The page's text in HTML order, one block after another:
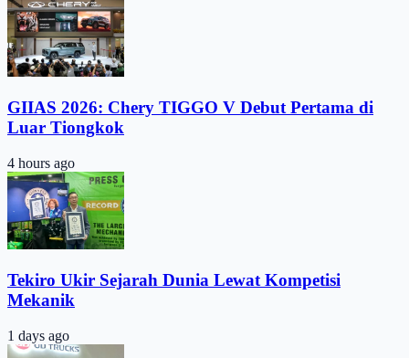
GIIAS 2026: Chery TIGGO V Debut Pertama di
Luar Tiongkok
4 hours ago
Tekiro Ukir Sejarah Dunia Lewat Kompetisi
Mekanik
1 days ago